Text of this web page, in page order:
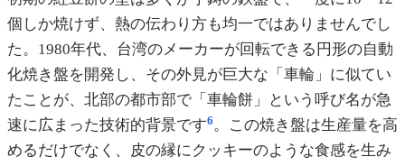
個しか焼けず、熱の伝わり方も均一ではありませんでし
た。1980年代、台湾のメーカーが回転できる円形の自動
化焼き盤を開発し、その外見が巨大な「車輪」に似てい
たことが、北部の都市部で「車輪餅」という呼び名が急
速に広まった技術的背景です6。この焼き盤は生産量を高
めるだけでなく、皮の縁にクッキーのような食感を生み